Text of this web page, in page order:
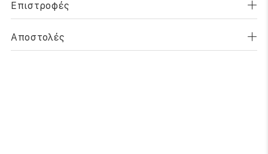
Επιστροφές
Αποστολές